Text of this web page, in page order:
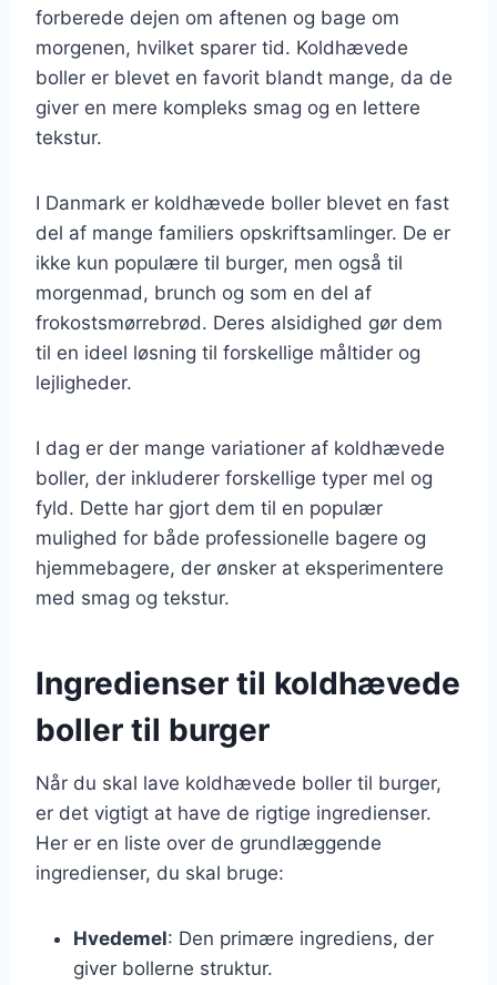
forberede dejen om aftenen og bage om
morgenen, hvilket sparer tid. Koldhævede
boller er blevet en favorit blandt mange, da de
giver en mere kompleks smag og en lettere
tekstur.
I Danmark er koldhævede boller blevet en fast
del af mange familiers opskriftsamlinger. De er
ikke kun populære til burger, men også til
morgenmad, brunch og som en del af
frokostsmørrebrød. Deres alsidighed gør dem
til en ideel løsning til forskellige måltider og
lejligheder.
I dag er der mange variationer af koldhævede
boller, der inkluderer forskellige typer mel og
fyld. Dette har gjort dem til en populær
mulighed for både professionelle bagere og
hjemmebagere, der ønsker at eksperimentere
med smag og tekstur.
Ingredienser til koldhævede
boller til burger
Når du skal lave koldhævede boller til burger,
er det vigtigt at have de rigtige ingredienser.
Her er en liste over de grundlæggende
ingredienser, du skal bruge:
Hvedemel: Den primære ingrediens, der
giver bollerne struktur.